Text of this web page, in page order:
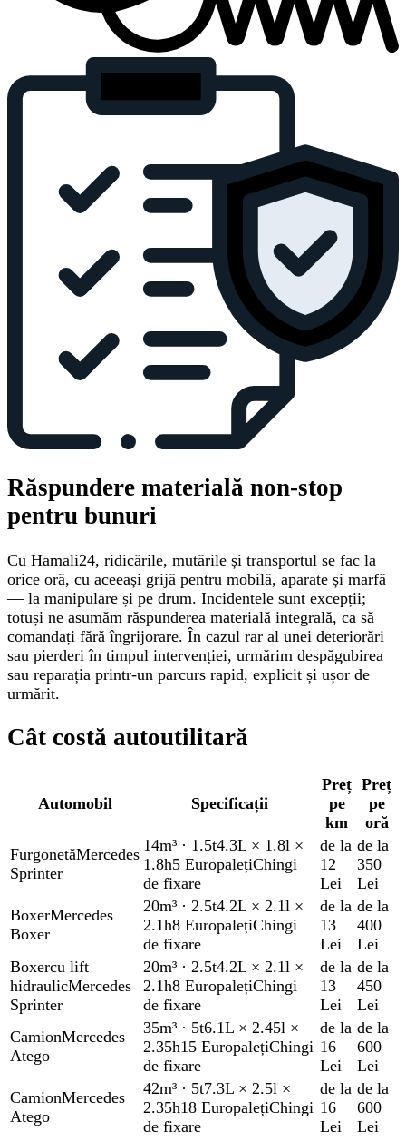
Răspundere materială non-stop
pentru bunuri
Cu Hamali24, ridicările, mutările și transportul se fac la
orice oră, cu aceeași grijă pentru mobilă, aparate și marfă
— la manipulare și pe drum. Incidentele sunt excepții;
totuși ne asumăm răspunderea materială integrală, ca să
comandați fără îngrijorare. În cazul rar al unei deteriorări
sau pierderi în timpul intervenției, urmărim despăgubirea
sau reparația printr-un parcurs rapid, explicit și ușor de
urmărit.
Cât costă autoutilitară
Automobil Specificații
Preț
pe
km
Preț
pe
oră
FurgonetăMercedes
Sprinter
14m³ · 1.5t4.3L × 1.8l ×
1.8h5 EuropalețiChingi
de fixare
de la
12
Lei
de la
350
Lei
BoxerMercedes
Boxer
20m³ · 2.5t4.2L × 2.1l ×
2.1h8 EuropalețiChingi
de fixare
de la
13
Lei
de la
400
Lei
Boxercu lift
hidraulicMercedes
Sprinter
20m³ · 2.5t4.2L × 2.1l ×
2.1h8 EuropalețiChingi
de fixare
de la
13
Lei
de la
450
Lei
CamionMercedes
Atego
35m³ · 5t6.1L × 2.45l ×
2.35h15 EuropalețiChingi
de fixare
de la
16
Lei
de la
600
Lei
CamionMercedes
Atego
42m³ · 5t7.3L × 2.5l ×
2.35h18 EuropalețiChingi
de fixare
de la
16
Lei
de la
600
Lei